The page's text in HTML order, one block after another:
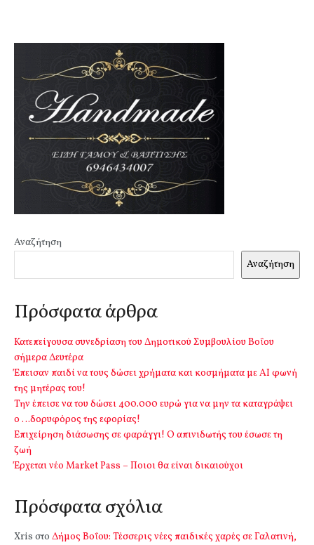
Αναζήτηση
Αναζήτηση
Πρόσφατα άρθρα
Κατεπείγουσα συνεδρίαση του Δημοτικού Συμβουλίου Βοΐου
σήμερα Δευτέρα
Έπεισαν παιδί να τους δώσει χρήματα και κοσμήματα με ΑΙ φωνή
της μητέρας του!
Την έπεισε να του δώσει 400.000 ευρώ για να μην τα καταγράψει
ο …δορυφόρος της εφορίας!
Επιχείρηση διάσωσης σε φαράγγι! Ο απινιδωτής του έσωσε τη
ζωή
Έρχεται νέο Market Pass – Ποιοι θα είναι δικαιούχοι
Πρόσφατα σχόλια
Xris στο Δήμος Βοΐου: Τέσσερις νέες παιδικές χαρές σε Γαλατινή,